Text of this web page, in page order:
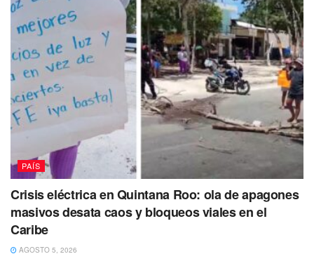
kilómetros por hora y un desplazamiento hacia el oeste-
noroeste de 80 kilómetros por hora.
Las bandas nubosas de “Genevieve” generan lluvias
intensas en los estados de Guerrero, Oaxaca, Michoacán,
Colima, Jalisco y Nayarit.
Deberán tener unidades limpias y
desinfectadas
https://t.co/FStcOEyqS5
— playaaldia (@playaaldia)
August 18, 2020
De acuerdo con las proyecciones del Servicio
Meteorológico Nacional (SMN), el punto de máximo
acercamiento con las costas de México podría registrarse
PAÍS
Crisis eléctrica en Quintana Roo: ola de apagones
masivos desata caos y bloqueos viales en el
Caribe
AGOSTO 5, 2026